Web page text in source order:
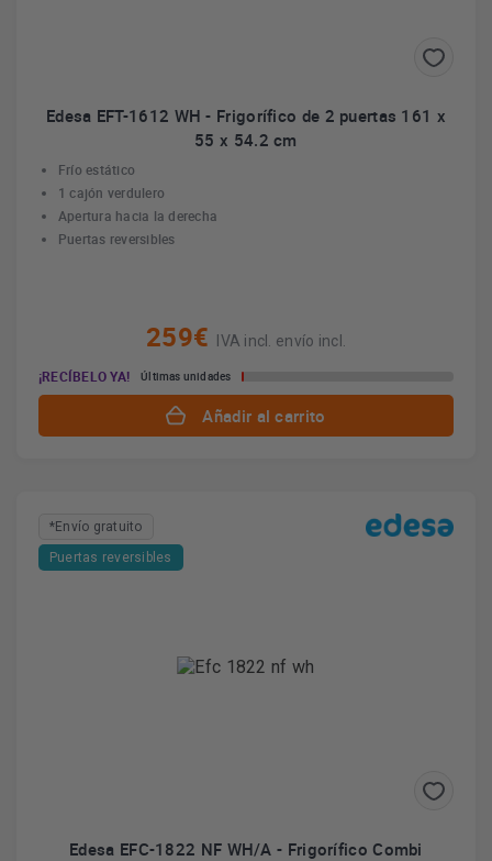
Edesa EFT-1612 WH - Frigorífico de 2 puertas 161 x
55 x 54.2 cm
Frío estático
1 cajón verdulero
Apertura hacia la derecha
Puertas reversibles
259€
IVA incl. envío incl.
¡RECÍBELO YA!
Últimas unidades
Añadir al carrito
*Envío gratuito
Puertas reversibles
Edesa EFC-1822 NF WH/A - Frigorífico Combi